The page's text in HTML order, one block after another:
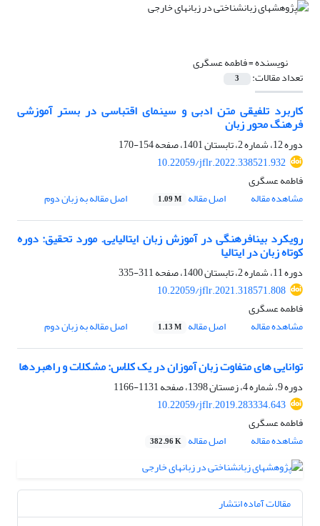
نویسنده =فاطمه عسگری
تعداد مقالات: 3
کاربرد تلفیقی متن ادبی و سینمای اقتباسی در بستر آموزشی
فرهنگ محور زبان
دوره 12، شماره 2، تابستان 1401، صفحه
154-170
10.22059/jflr.2022.338521.932
فاطمه عسگری
مشاهده مقاله
اصل مقاله 1.09 M اصل مقاله به زبان دوم
رویکرد بینافرهنگی در آموزش زبان ایتالیایی. مورد تحقیق: دوره
کوتاه زبان در ایتالیا
دوره 11، شماره 2، تابستان 1400، صفحه
311-335
10.22059/jflr.2021.318571.808
فاطمه عسگری
مشاهده مقاله
اصل مقاله 1.13 M اصل مقاله به زبان دوم
توانایی های متفاوت زبان آموزان در یک کلاس: مشکلات و راهبردها
دوره 9، شماره 4، زمستان 1398، صفحه
1131-1166
10.22059/jflr.2019.283334.643
فاطمه عسگری
مشاهده مقاله
اصل مقاله 382.96 K
مقالات آماده انتشار